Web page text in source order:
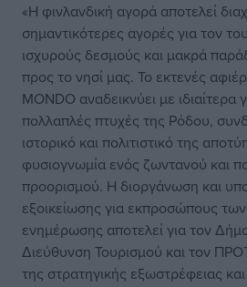
«Η φινλανδική αγορά αποτελεί
σημαντικότερες αγορές για τον
ισχυρούς δεσμούς και μακρά
προς το νησί μας. Το εκτενές
MONDO αναδεικνύει με
πολλαπλές πτυχές της Ρόδου,
ιστορικό και πολιτιστικό της
φυσιογνωμία ενός ζωντανού και
προορισμού. Η διοργάνωση και
εξοικείωσης για εκπροσώπους
ενημέρωσης αποτελεί για τον
Διεύθυνση Τουρισμού και τον
της στρατηγικής εξωστρέφειας